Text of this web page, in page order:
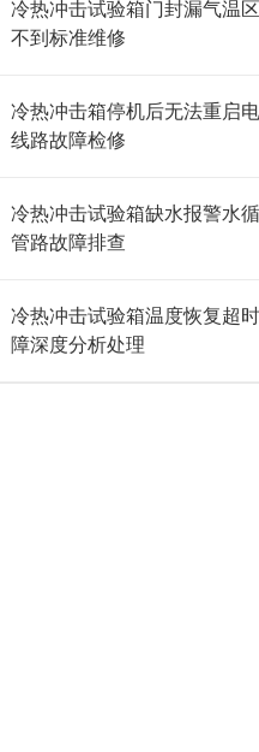
冷热冲击试验箱门封漏气温
不到标准维修
冷热冲击箱停机后无法重启
线路故障检修
冷热冲击试验箱缺水报警水
管路故障排查
冷热冲击试验箱温度恢复超
障深度分析处理